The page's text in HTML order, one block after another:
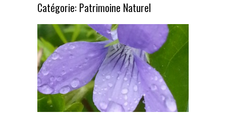
Catégorie: Patrimoine Naturel